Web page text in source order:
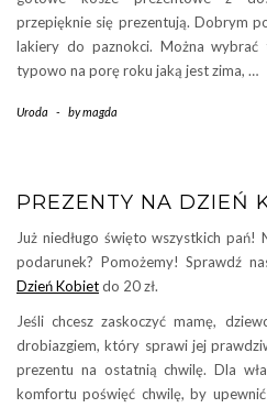
przepięknie się prezentują. Dobrym
lakiery do paznokci. Można wybrać
typowo na porę roku jaką jest zima, …
Uroda - bymagda
PREZENTY NA DZIEŃ
Już niedługo święto wszystkich pań!
podarunek? Pomożemy! Sprawdź
Dzień Kobietdo 20 zł.
Jeśli chcesz zaskoczyć mamę,
drobiazgiem, który sprawi jej
prezentu na ostatnią chwilę. Dla
komfortu poświęć chwilę, by